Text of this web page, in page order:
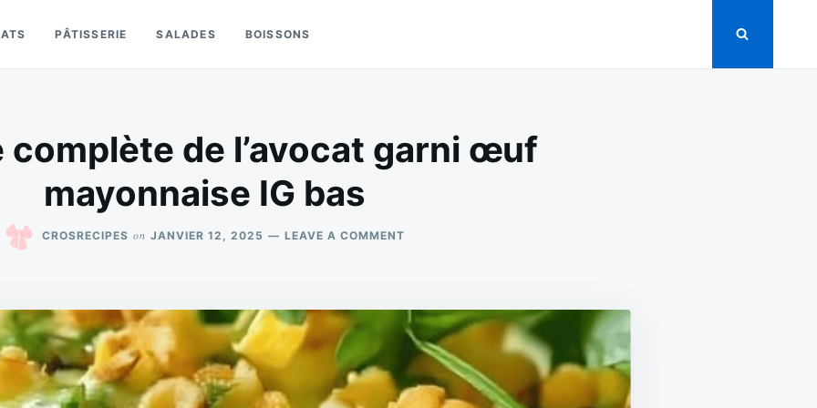
PÂTISSERIE SALADES BOISSONS
complète de l’avocat garni œuf
mayonnaise IG bas
CROSRECIPES on JANVIER 12, 2025 LEAVE A COMMENTON
GARNI
ŒUF
MAYONNAISE
IG
BAS